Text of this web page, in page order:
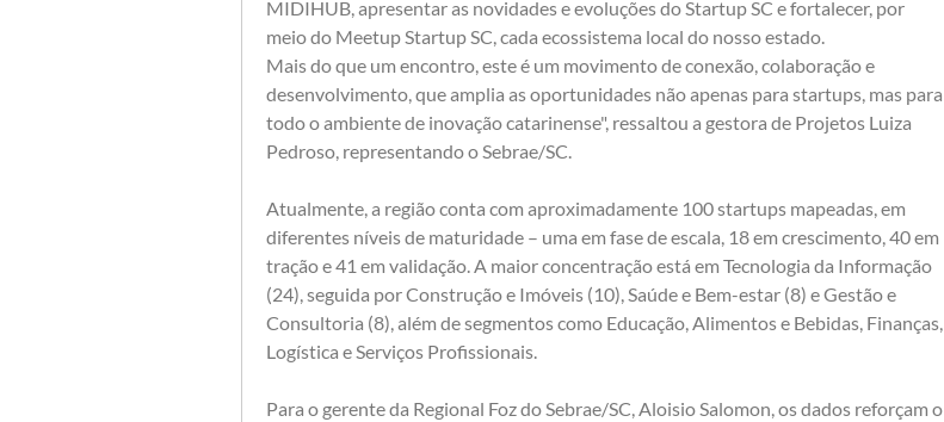
MIDIHUB, apresentar as novidades e evoluções do Startup SC e fortalecer, por
meio do Meetup Startup SC, cada ecossistema local do nosso estado.
Mais do que um encontro, este é um movimento de conexão, colaboração e
desenvolvimento, que amplia as oportunidades não apenas para startups, mas para
todo o ambiente de inovação catarinense", ressaltou a gestora de Projetos Luiza
Pedroso, representando o Sebrae/SC.
Atualmente, a região conta com aproximadamente 100 startups mapeadas, em
diferentes níveis de maturidade – uma em fase de escala, 18 em crescimento, 40 em
tração e 41 em validação. A maior concentração está em Tecnologia da Informação
(24), seguida por Construção e Imóveis (10), Saúde e Bem-estar (8) e Gestão e
Consultoria (8), além de segmentos como Educação, Alimentos e Bebidas, Finanças,
Logística e Serviços Profissionais.
Para o gerente da Regional Foz do Sebrae/SC, Aloisio Salomon, os dados reforçam o